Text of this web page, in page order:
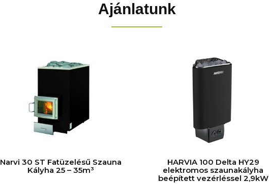
Ajánlatunk
Narvi 30 ST Fatüzelésű Szauna
Kályha 25 – 35m³
HARVIA 100 Delta HY29
elektromos szaunakályha
beépített vezérléssel 2,9kW